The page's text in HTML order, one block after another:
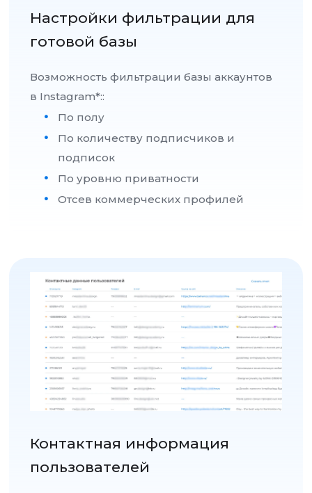
Настройки фильтрации для
готовой базы
Возможность фильтрации базы аккаунтов
в Instagram*::
По полу
По количеству подписчиков и
подписок
По уровню приватности
Отсев коммерческих профилей
Контактная информация
пользователей